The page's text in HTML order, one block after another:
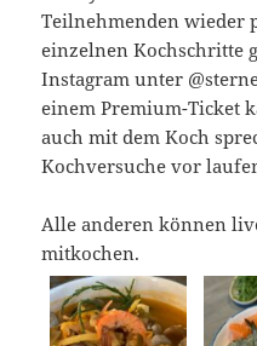
Teilnehmenden wieder
einzelnen Kochschritte
Instagram unter
einem Premium-Ticket
auch mit dem Koch
Kochversuche vor
Alle anderen können
mitkochen.